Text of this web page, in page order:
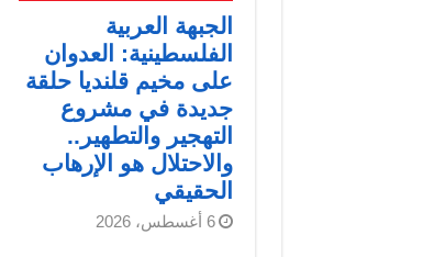
الجبهة العربية
الفلسطينية: العدوان
على مخيم قلنديا حلقة
جديدة في مشروع
التهجير والتطهير..
والاحتلال هو الإرهاب
الحقيقي
6 أغسطس، 2026